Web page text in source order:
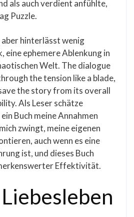
als auch verdient anfühlte,
Puzzle.
hinterlässt wenig
eine ephemere Ablenkung in
Welt. The dialogue
the tension like a blade,
the story from its overall
Als Leser schätze
Buch meine Annahmen
zwingt, meine eigenen
auch wenn es eine
ist, und dieses Buch
Effektivität.